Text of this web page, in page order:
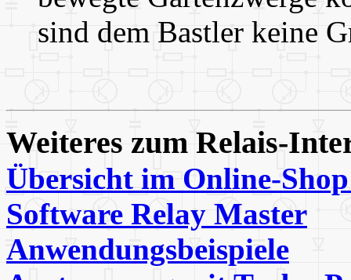
sind dem Bastler keine
Weiteres zum Relais-
Übersicht im Online-
Software Relay Master
Anwendungsbeispiele